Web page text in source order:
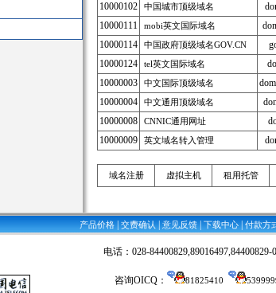
10000102
中国城市顶级域名
10000111
mobi英文国际域名
10000114
中国政府顶级域名GOV.CN
10000124
tel英文国际域名
10000003
中文国际顶级域名
10000004
中文通用顶级域名
10000008
CNNIC通用网址
10000009
英文域名转入管理
域名注册 虚拟主机 租用托管
产品价格 | 交费确认 | 意见反馈 | 下载中心 | 付款方
电话：028-
咨询OICQ： 81825410